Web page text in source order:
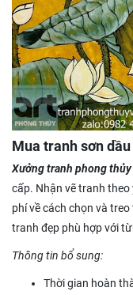
Mua tranh sơn
Xưởng tranh phong thủy
cấp. Nhận vẽ tranh
phí về cách chọn và
tranh đẹp phù hợp với
Thông tin bổ sung:
Thời gian hoàn